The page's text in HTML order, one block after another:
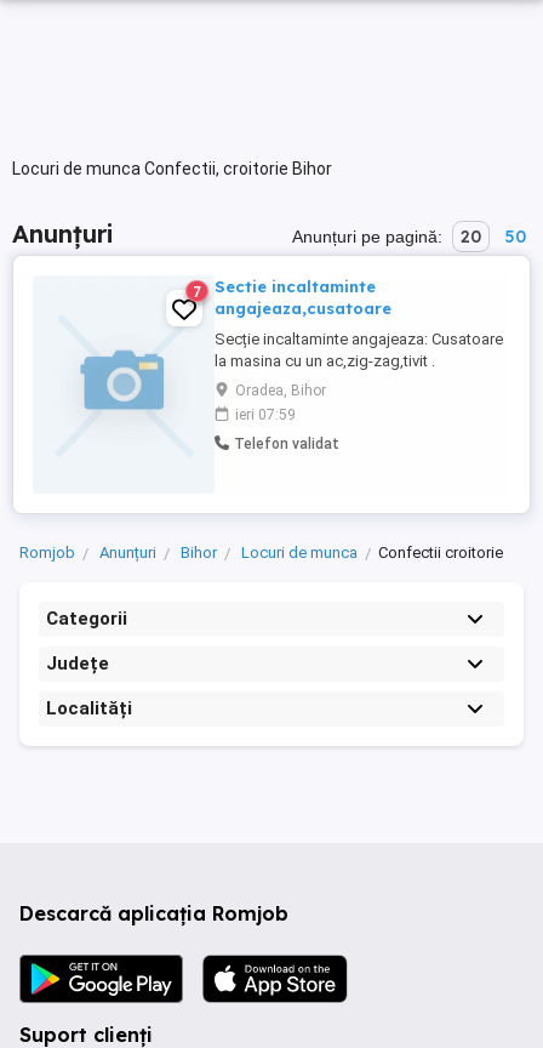
Locuri de munca Confectii, croitorie Bihor
Anunțuri Anunțuri pe pagină: 20 50
7
Sectie incaltaminte
angajeaza,cusatoare
Secție incaltaminte angajeaza: Cusatoare
la masina cu un ac,zig-zag,tivit .
Zona(Piața Mare) Mai multe informații la
tel.
Oradea, Bihor
ieri 07:59
Telefon validat
Romjob Anunțuri Bihor Locuri de munca Confectii croitorie
Categorii
Județe
Localități
Descarcă aplicația Romjob
Suport clienți